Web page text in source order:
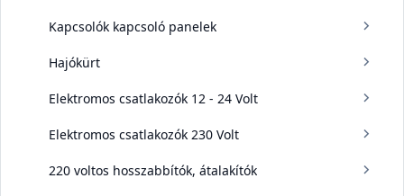
Kapcsolók kapcsoló panelek
Hajókürt
Elektromos csatlakozók 12 - 24 Volt
Elektromos csatlakozók 230 Volt
220 voltos hosszabbítók, átalakítók